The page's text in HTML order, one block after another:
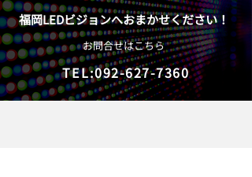
福岡LEDビジョンへおまかせください！
お問合せはこちら
TEL:092-627-7360